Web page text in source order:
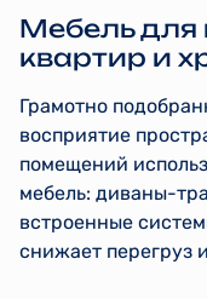
Мебель для
квартир и
Грамотно
восприятие
помещений
мебель: диваны-
встроенные
снижает перегруз